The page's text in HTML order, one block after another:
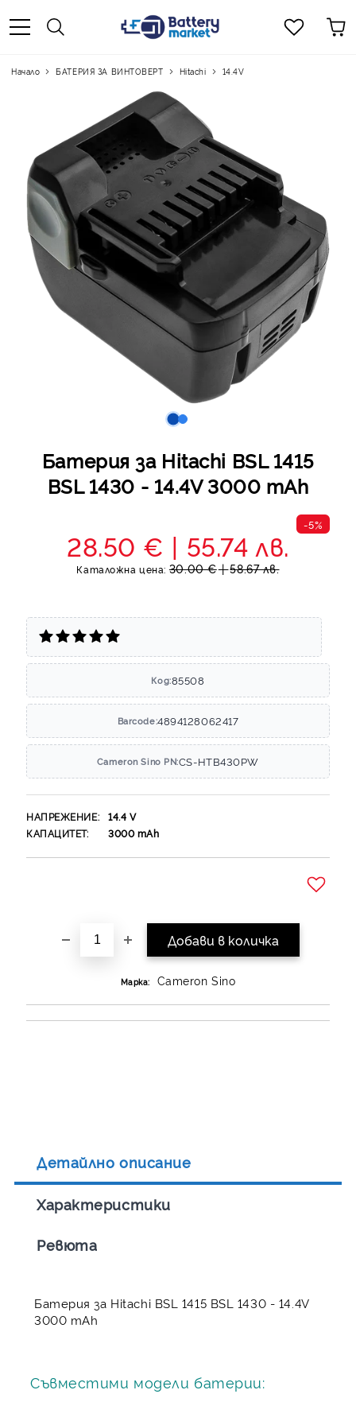
Начало БАТЕРИЯ ЗА ВИНТОВЕРТ Hitachi 14.4V
Батерия за Hitachi BSL 1415
BSL 1430 - 14.4V 3000 mAh
-5%
28.50 € 55.74 лв.
Каталожна цена: 30.00 € 58.67 лв.
Код:85508
Barcode:4894128062417
Cameron Sino PN:CS-HTB430PW
НАПРЕЖЕНИЕ: 14.4 V
КАПАЦИТЕТ:
3000mAh
Марка: Cameron Sino
Детайлно описание
Характеристики
Ревюта
Батерия за Hitachi BSL 1415 BSL 1430 - 14.4V
3000 mAh
Съвместими модели батерии: